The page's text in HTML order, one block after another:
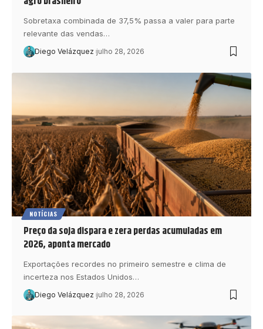
Sobretaxa combinada de 37,5% passa a valer para parte
relevante das vendas…
Diego Velázquez julho 28, 2026
NOTÍCIAS
Preço da soja dispara e zera perdas acumuladas em
2026, aponta mercado
Exportações recordes no primeiro semestre e clima de
incerteza nos Estados Unidos…
Diego Velázquez julho 28, 2026